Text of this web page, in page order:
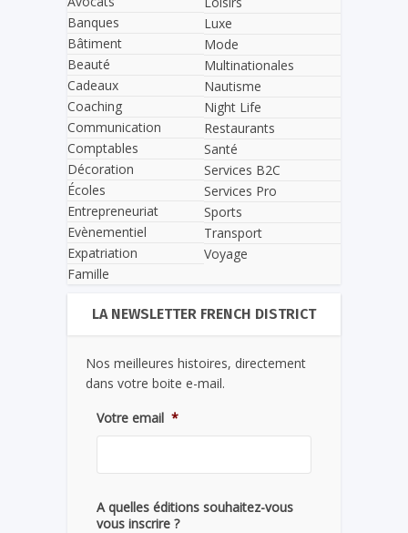
Banques
Bâtiment
Beauté
Cadeaux
Coaching
Communication
Comptables
Décoration
Écoles
Entrepreneuriat
Evènementiel
Expatriation
Famille
Luxe
Mode
Multinationales
Nautisme
Night Life
Restaurants
Santé
Services B2C
Services Pro
Sports
Transport
Voyage
LA NEWSLETTER FRENCH DISTRICT
Nos meilleures histoires, directement
dans votre boite e-mail.
Votre email *
A quelles éditions souhaitez-vous
vous inscrire ?